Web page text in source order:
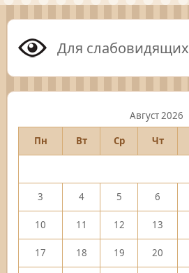
Для слабовидящих
Август 2026
Пн
Вт Ср Чт
3 4 5 6
10 11 12 13
17 18 19 20